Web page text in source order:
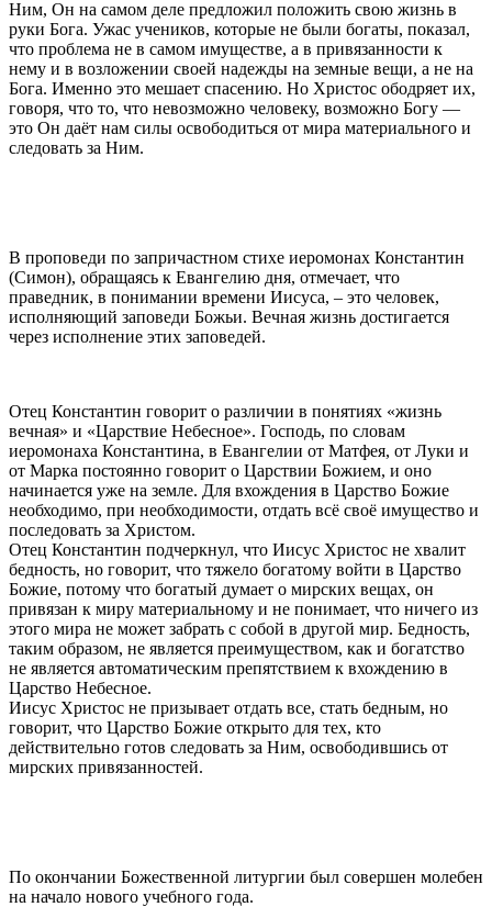
Ним, Он на самом деле предложил положить свою жизнь в
руки Бога. Ужас учеников, которые не были богаты, показал,
что проблема не в самом имуществе, а в привязанности к
нему и в возложении своей надежды на земные вещи, а не на
Бога. Именно это мешает спасению. Но Христос ободряет их,
говоря, что то, что невозможно человеку, возможно Богу —
это Он даёт нам силы освободиться от мира материального и
следовать за Ним.
В проповеди по запричастном стихе иеромонах Константин
(Симон), обращаясь к Евангелию дня, отмечает, что
праведник, в понимании времени Иисуса, – это человек,
исполняющий заповеди Божьи. Вечная жизнь достигается
через исполнение этих заповедей.
Отец Константин говорит о различии в понятиях «жизнь
вечная» и «Царствие Небесное». Господь, по словам
иеромонаха Константина, в Евангелии от Матфея, от Луки и
от Марка постоянно говорит о Царствии Божием, и оно
начинается уже на земле. Для вхождения в Царство Божие
необходимо, при необходимости, отдать всё своё имущество и
последовать за Христом.
Отец Константин подчеркнул, что Иисус Христос не хвалит
бедность, но говорит, что тяжело богатому войти в Царство
Божие, потому что богатый думает о мирских вещах, он
привязан к миру материальному и не понимает, что ничего из
этого мира не может забрать с собой в другой мир. Бедность,
таким образом, не является преимуществом, как и богатство
не является автоматическим препятствием к вхождению в
Царство Небесное.
Иисус Христос не призывает отдать все, стать бедным, но
говорит, что Царство Божие открыто для тех, кто
действительно готов следовать за Ним, освободившись от
мирских привязанностей.
По окончании Божественной литургии был совершен молебен
на начало нового учебного года.